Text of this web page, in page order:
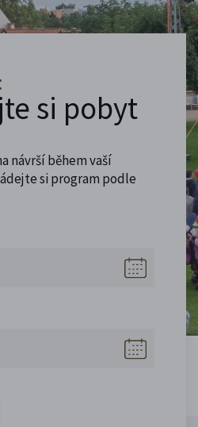
si pobyt
návrší během vaší
si program podle